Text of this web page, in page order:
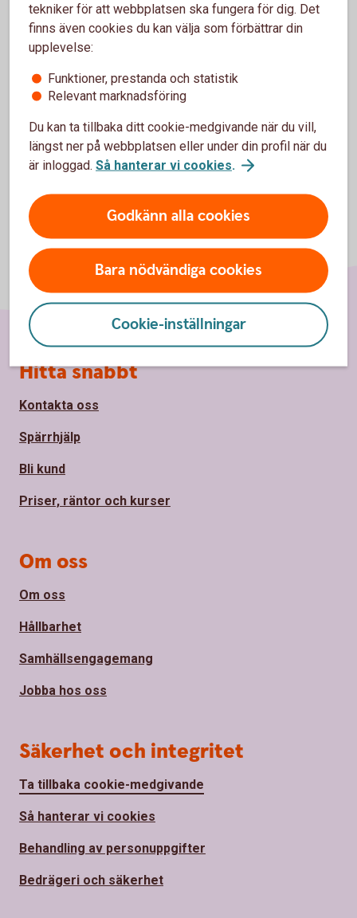
Arbetslivserfarenhet
Ekonomichef Sparbanken Göinge sedan 2021 -
Redovisningsekonom och hållbarhetsansvarig på
Sparbanken Göinge 2020-2021
tekniker för att webbplatsen ska fungera för dig. Det
finns även cookies du kan välja som förbättrar din
upplevelse:
Funktioner, prestanda och statistik
Relevant marknadsföring
Du kan ta tillbaka ditt cookie-medgivande när du vill,
längst ner på webbplatsen eller under din profil när du
är inloggad. Så hanterar vi cookies.
Godkänn alla cookies
Bara nödvändiga cookies
Cookie-inställningar
Sidfot
Hitta snabbt
Kontakta oss
Spärrhjälp
Bli kund
Priser, räntor och kurser
Om oss
Om oss
Hållbarhet
Samhällsengagemang
Jobba hos oss
Säkerhet och integritet
Ta tillbaka cookie-medgivande
Så hanterar vi cookies
Behandling av personuppgifter
Bedrägeri och säkerhet